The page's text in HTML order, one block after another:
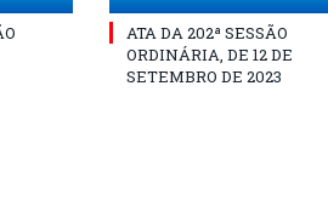
ATA DA 202ª SESSÃO
ORDINÁRIA, DE 12 DE
SETEMBRO DE 2023